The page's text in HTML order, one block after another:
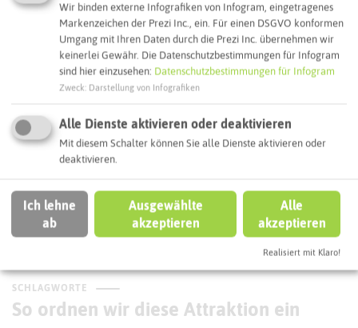
Castroper Hügeltour
SCHLAGWORTE
So ordnen wir diese Attraktion ein
Wir binden externe Infografiken von Infogram, eingetragenes
Markenzeichen der Prezi Inc., ein. Für einen DSGVO konformen
Umgang mit Ihren Daten durch die Prezi Inc. übernehmen wir
keinerlei Gewähr. Die Datenschutzbestimmungen für Infogram
sind hier einzusehen: Datenschutzbestimmungen für Infogram
Zweck Darstellung von Infografiken
Alle Dienste aktivieren oder deaktivieren
Mit diesem Schalter können Sie alle Dienste aktivieren oder
deaktivieren.
Ich lehne
ab
Ausgewählte
akzeptieren
Alle
akzeptieren
Realisiert mit Klaro!